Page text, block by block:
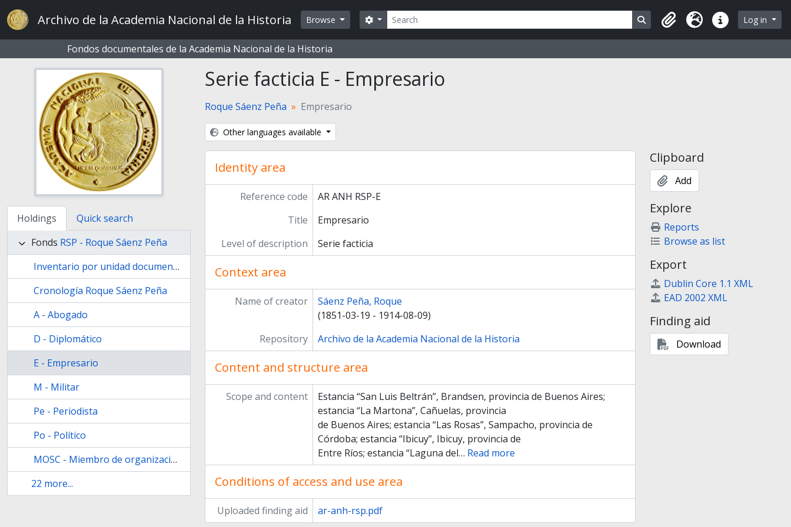
Skip to main content
Archivo de la Academia Nacional de la Historia Browse Search
Search options Search in browse page
ClipboardLanguageQuick linksLog in
Fondos documentales de la Academia Nacional de la Historia
Holdings
Quick search
Fonds RSP - Roque Sáenz Peña
Inventario por unidad documental simple [unidades de conservación n.º 1 a n.º 17] realizado por la Prof.ª Silvia Paz Illobre en 1988.
Cronología Roque Sáenz Peña
A - Abogado
D - Diplomático
E - Empresario
M - Militar
Pe - Periodista
Po - Político
MOSC - Miembro de organizaciones de la sociedad civil
22 more...
Serie facticia E - Empresario
Roque Sáenz Peña Empresario
Other languages available
Identity area
Reference code
AR ANH RSP-E
Title
Empresario
Level of description
Serie facticia
Context area
Name of creator
Sáenz Peña, Roque
(1851-03-19 - 1914-08-09)
Repository
Archivo de la Academia Nacional de la Historia
Content and structure area
Scope and content
Estancia “San Luis Beltrán”, Brandsen, provincia de Buenos Aires;
estancia “La Martona”, Cañuelas, provincia
de Buenos Aires; estancia “Las Rosas”, Sampacho, provincia de
Córdoba; estancia “Ibicuy”, Ibicuy, provincia de
Entre Ríos; estancia “Laguna del… Read more
Conditions of access and use area
Uploaded finding aid ar-anh-rsp.pdf
Clipboard
Add
Explore
Reports
Browse as list
Export
Dublin Core 1.1 XML
EAD 2002 XML
Finding aid
Download